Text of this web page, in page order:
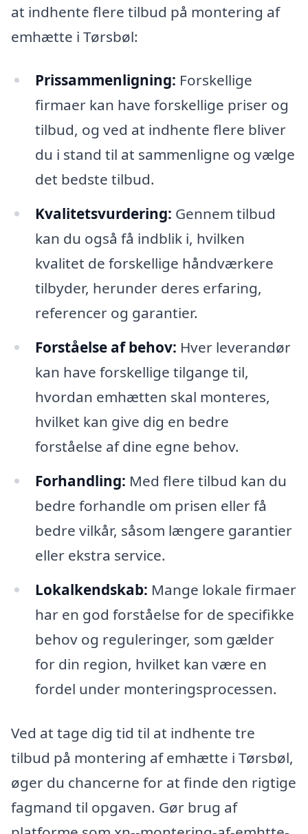
at indhente flere tilbud på montering af
emhætte i Tørsbøl:
Prissammenligning: Forskellige
firmaer kan have forskellige priser og
tilbud, og ved at indhente flere bliver
du i stand til at sammenligne og vælge
det bedste tilbud.
Kvalitetsvurdering: Gennem tilbud
kan du også få indblik i, hvilken
kvalitet de forskellige håndværkere
tilbyder, herunder deres erfaring,
referencer og garantier.
Forståelse af behov: Hver leverandør
kan have forskellige tilgange til,
hvordan emhætten skal monteres,
hvilket kan give dig en bedre
forståelse af dine egne behov.
Forhandling: Med flere tilbud kan du
bedre forhandle om prisen eller få
bedre vilkår, såsom længere garantier
eller ekstra service.
Lokalkendskab: Mange lokale firmaer
har en god forståelse for de specifikke
behov og reguleringer, som gælder
for din region, hvilket kan være en
fordel under monteringsprocessen.
Ved at tage dig tid til at indhente tre
tilbud på montering af emhætte i Tørsbøl,
øger du chancerne for at finde den rigtige
fagmand til opgaven. Gør brug af